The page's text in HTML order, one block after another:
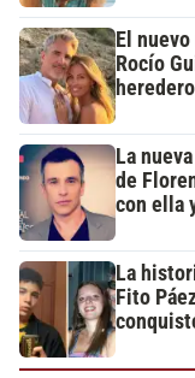
El
Rocío
La
de
con ella
La
Fito